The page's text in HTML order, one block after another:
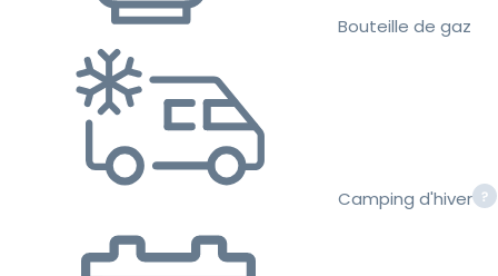
Bouteille de gaz
Camping d'hiver